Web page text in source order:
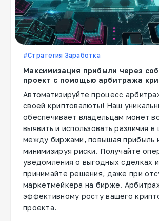
#Стратегия Заработка
Максимизация прибыли через
проект с помощью арбитража
Автоматизируйте процесс
своей криптовалюты! Наш
обеспечивает владельцам монет
выявить и использовать различия в
между биржами, повышая прибыль
минимизируя риски. Получайте
уведомления о выгодных сделках
принимайте решения, даже при
маркетмейкера на бирже.
эффективному росту вашего
проекта.